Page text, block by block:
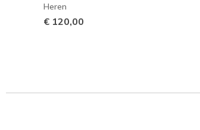
Heren
€ 120,00